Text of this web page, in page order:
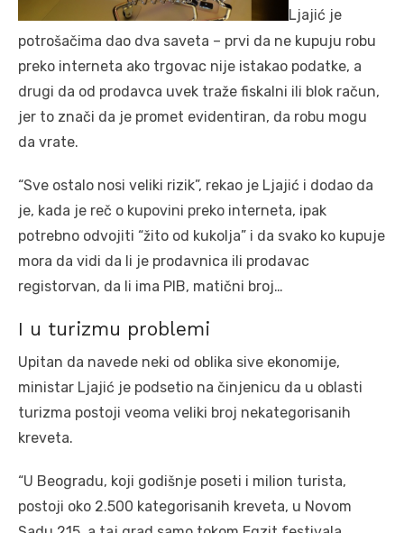
Ljajić je
potrošačima dao dva saveta – prvi da ne kupuju robu
preko interneta ako trgovac nije istakao podatke, a
drugi da od prodavca uvek traže fiskalni ili blok račun,
jer to znači da je promet evidentiran, da robu mogu
da vrate.
“Sve ostalo nosi veliki rizik”, rekao je Ljajić i dodao da
je, kada je reč o kupovini preko interneta, ipak
potrebno odvojiti “žito od kukolja” i da svako ko kupuje
mora da vidi da li je prodavnica ili prodavac
registorvan, da li ima PIB, matični broj…
I u turizmu problemi
Upitan da navede neki od oblika sive ekonomije,
ministar Ljajić je podsetio na činjenicu da u oblasti
turizma postoji veoma veliki broj nekategorisanih
kreveta.
“U Beogradu, koji godišnje poseti i milion turista,
postoji oko 2.500 kategorisanih kreveta, u Novom